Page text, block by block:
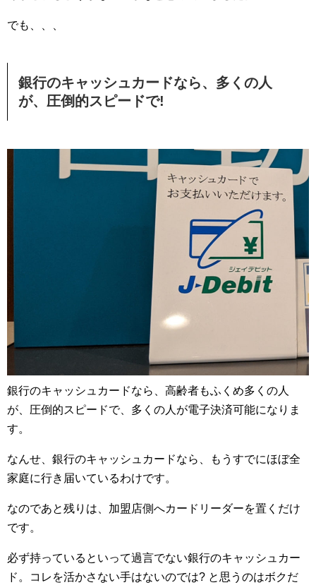
でも、、、
銀行のキャッシュカードなら、多くの人
が、圧倒的スピードで!
銀行のキャッシュカードなら、高齢者もふくめ多くの人
が、圧倒的スピードで、多くの人が電子決済可能になりま
す。
なんせ、銀行のキャッシュカードなら、もうすでにほぼ全
家庭に行き届いているわけです。
なのであと残りは、加盟店側へカードリーダーを置くだけ
です。
必ず持っているといって過言でない銀行のキャッシュカー
ド。コレを活かさない手はないのでは? と思うのはボクだ